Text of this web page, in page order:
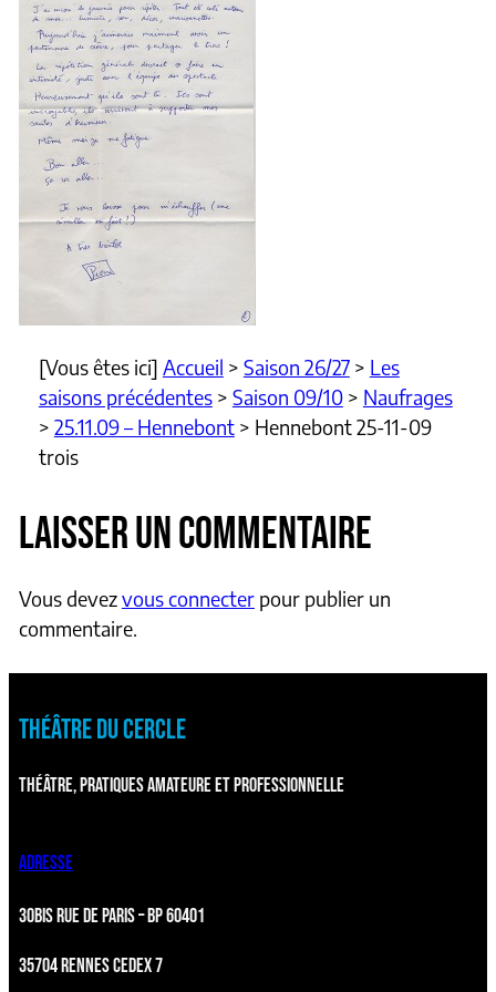
[Vous êtes ici] Accueil > Saison 26/27> Les
saisons précédentes> Saison 09/10> Naufrages
> 25.11.09 – Hennebont> Hennebont 25-11-09
trois
LAISSER UN COMMENTAIRE
Vous devezvous connecterpour publier un
commentaire.
THÉÂTRE DU CERCLE
THÉÂTRE, PRATIQUES AMATEURE ET PROFESSIONNELLE
ADRESSE
30BIS RUE DE PARIS – BP 60401
35704 RENNES CEDEX 7